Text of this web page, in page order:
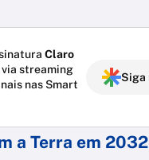
Claro
via streaming
nas Smart
Siga
a Terra em